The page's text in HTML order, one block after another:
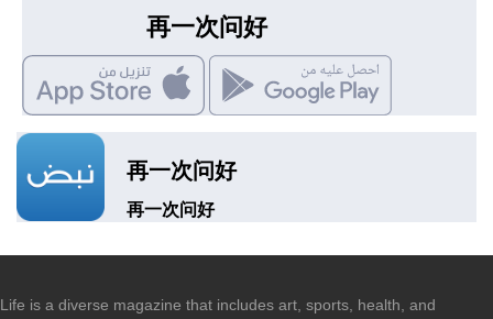
再一次问好
再一次问好
再一次问好
Life is a diverse magazine that includes art, sports, health, and